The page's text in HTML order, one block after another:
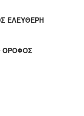
ΕΛΕΥΘΕΡΗ
ΟΡΟΦΟΣ